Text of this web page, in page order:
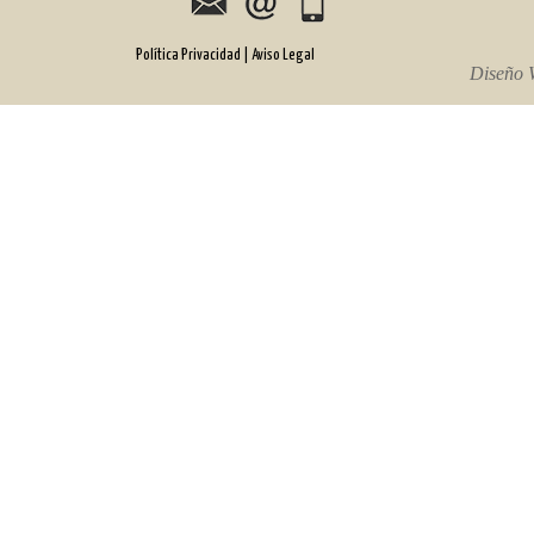
Política Privacidad | Aviso Legal
Diseño